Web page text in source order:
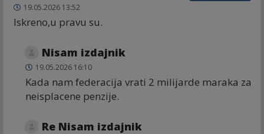
19.05.2026 13:52
Iskreno,u pravu su.
Nisam izdajnik
19.05.2026 16:10
Kada nam federacija vrati 2 milijarde maraka za
neisplacene penzije.
Re Nisam izdajnik